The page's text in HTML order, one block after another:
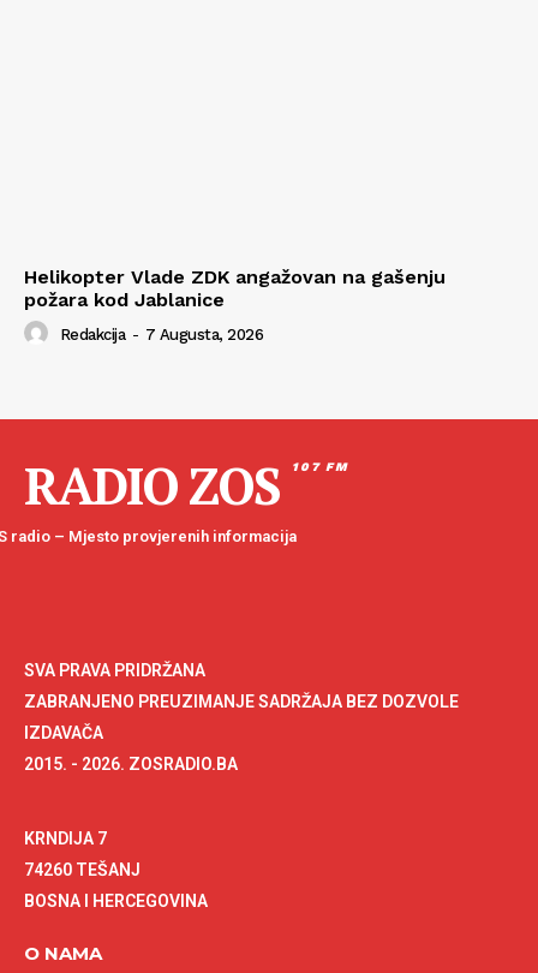
Helikopter Vlade ZDK angažovan na gašenju
požara kod Jablanice
Redakcija - 7 Augusta, 2026
RADIO ZOS 107 FM
radio – Mjesto provjerenih informacija
SVA PRAVA PRIDRŽANA
ZABRANJENO PREUZIMANJE SADRŽAJA BEZ DOZVOLE
IZDAVAČA
2015. - 2026. ZOSRADIO.BA
KRNDIJA 7
74260 TEŠANJ
BOSNA I HERCEGOVINA
O NAMA